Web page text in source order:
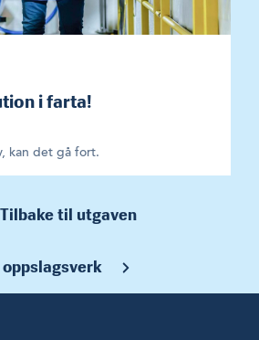
i farta!
kan det gå fort.
Tilbake til utgaven